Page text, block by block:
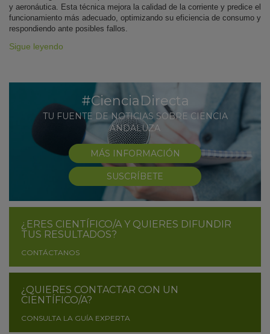
y aeronáutica. Esta técnica mejora la calidad de la corriente y predice el
funcionamiento más adecuado, optimizando su eficiencia de consumo y
respondiendo ante posibles fallos.
Sigue leyendo
#CienciaDirecta
TU FUENTE DE NOTICIAS SOBRE CIENCIA
ANDALUZA
MÁS INFORMACIÓN
SUSCRÍBETE
¿ERES CIENTÍFICO/A Y QUIERES DIFUNDIR
TUS RESULTADOS?
CONTÁCTANOS
¿QUIERES CONTACTAR CON UN
CIENTÍFICO/A?
CONSULTA LA GUÍA EXPERTA